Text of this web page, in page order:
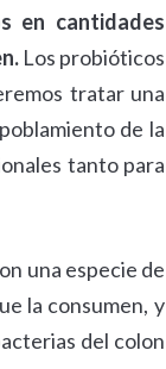
en cantidades
Los probióticos
tratar una
de la
tanto para
una especie de
la consumen, y
del colon